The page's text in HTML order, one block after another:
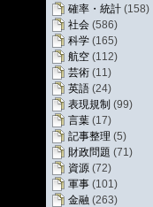
確率・統計 (158)
社会 (586)
科学 (165)
航空 (112)
芸術 (11)
英語 (24)
表現規制 (99)
言葉 (17)
記事整理 (5)
財政問題 (71)
資源 (72)
軍事 (101)
金融 (263)